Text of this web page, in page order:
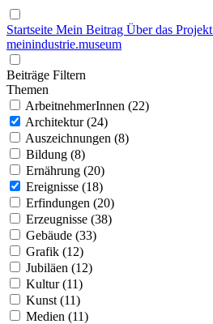
Startseite Mein Beitrag Über das Projekt
meinindustrie.museum
Beiträge Filtern
Themen
ArbeitnehmerInnen (22)
Architektur (24)
Auszeichnungen (8)
Bildung (8)
Ernährung (20)
Ereignisse (18)
Erfindungen (20)
Erzeugnisse (38)
Gebäude (33)
Grafik (12)
Jubiläen (12)
Kultur (11)
Kunst (11)
Medien (11)